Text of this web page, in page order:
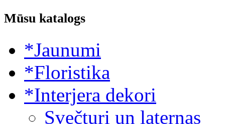
Mūsu katalogs
*Jaunumi
*Floristika
*Interjera dekori
Svečturi un laternas